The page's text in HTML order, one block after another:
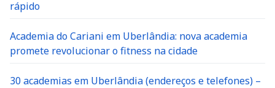
rápido
Academia do Cariani em Uberlândia: nova academia
promete revolucionar o fitness na cidade
30 academias em Uberlândia (endereços e telefones) –